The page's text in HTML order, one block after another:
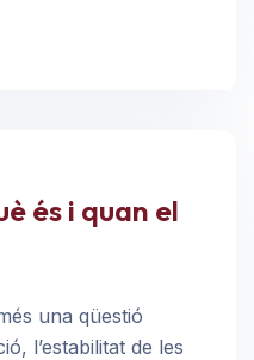
és i quan el
una qüestió
l’estabilitat de les